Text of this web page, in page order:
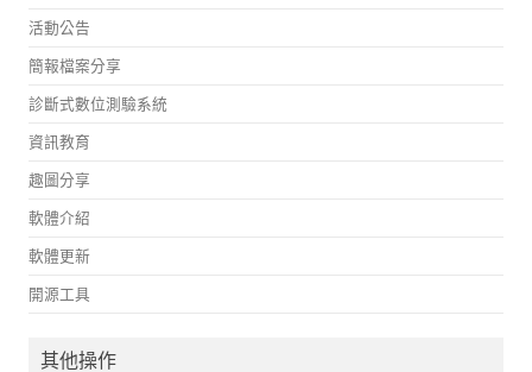
活動公告
簡報檔案分享
診斷式數位測驗系統
資訊教育
趣圖分享
軟體介紹
軟體更新
開源工具
其他操作